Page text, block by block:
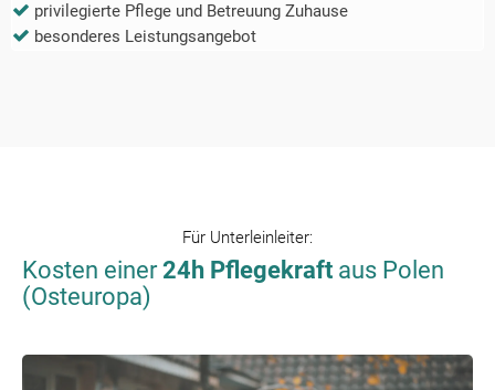
privilegierte Pflege und Betreuung Zuhause
besonderes Leistungsangebot
Für Unterleinleiter:
Kosten einer24h Pflegekraft aus Polen
(Osteuropa)